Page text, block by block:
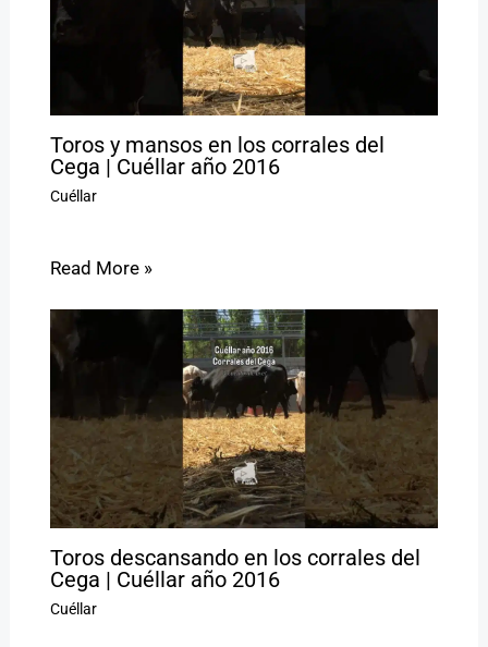
Toros y mansos en los corrales del
Cega | Cuéllar año 2016
Cuéllar
Read More »
Toros descansando en los corrales del
Cega | Cuéllar año 2016
Cuéllar